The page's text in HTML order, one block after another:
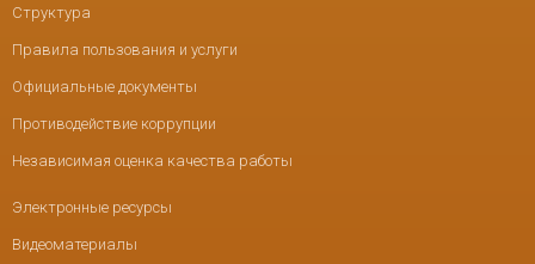
Структура
Правила пользования и услуги
Официальные документы
Противодействие коррупции
Независимая оценка качества работы
Электронные ресурсы
Видеоматериалы